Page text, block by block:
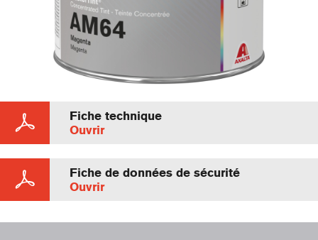
Fiche technique
Ouvrir
Fiche de données de sécurité
Ouvrir